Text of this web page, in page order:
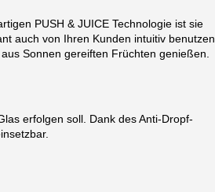
PUSH & JUICE Technologie ist sie
auch von Ihren Kunden intuitiv benutzen.
Sonnen gereiften Früchten genießen.
erfolgen soll. Dank des Anti-Dropf-